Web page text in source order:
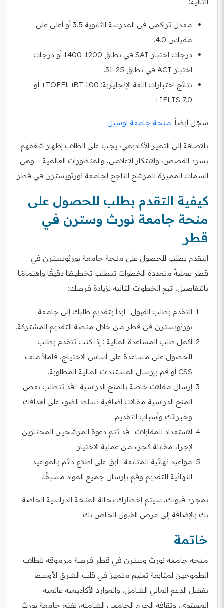
معدل تراكمي في المدرسة الثانوية 3.5 أو أعلى على
مقياس 4.0.
درجات اختبار SAT في نطاق 1200-1400 أو درجات
اختبار ACT في نطاق 25-31.
نتائج اختبارات اللغة الإنجليزية: TOEFL iBT 100+ أو
IELTS 7.0+.
سجّل أيضاً: منحة جامعة لوسيل
بالإضافة إلى التميز الأكاديمي، يجب على الطلاب إظهار شغفهم
بسرد القصص، والابتكار الإعلامي، والمنظورات العالمية – وهي
السمات المميزة للمرشح الناجح لجامعة نورثويسترن في قطر.
كيفية التقدم بطلب للحصول على
منحة جامعة نورث وسترن في
قطر
التقدم بطلب للحصول على منحة جامعة نورثويسترن في
قطر عمليةٌ متعددة الخطوات تتطلب تخطيطًا دقيقًا واهتمامًا
بالتفاصيل. اتبع الخطوات التالية لزيادة فرصك:
التقدم بطلب القبول : ابدأ بتقديم طلبك إلى جامعة
نورثويسترن في قطر من خلال منصة التقديم المشتركة.
أكمل طلب المساعدة المالية : إذا كنت تتقدم بطلب
للحصول على مساعدة على أساس الاحتياج، فاملأ ملف
CSS أو قم بإرسال المستندات المالية المطلوبة.
إرسال مقالات خاصة بالمنح الدراسية : قد تتطلب بعض
المنح الدراسية مقالات إضافية تسلط الضوء على أهدافك
وخبراتك وأسباب التقديم.
الاستعداد للمقابلات : قد تتم دعوة المرشحين المختارين
لإجراء مقابلة كجزء من عملية الاختيار.
مواعيد نهائية للمتابعة : ابق على اطلاع دائم بالمواعيد
النهائية للتقديم وقم بإرسال جميع المواد مسبقًا.
بمجرد قبولك، سيتم إخطارك بحالة المنحة الدراسية الخاصة
بك بالإضافة إلى عرض القبول الخاص بك.
خاتمة
منحة جامعة نورث وسترن في قطر فرصة مرموقة للطلاب
الطموحين لمتابعة تعليم متميز في قلب الشرق الأوسط.
بفضل الدعم المالي الشامل، والموارد الأكاديمية عالمية
المستوى، وثقافة الحرم الجامعي الشاملة، تفتح جامعة نورث